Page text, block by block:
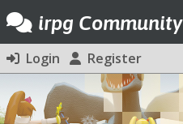
irpg Community
Login Register